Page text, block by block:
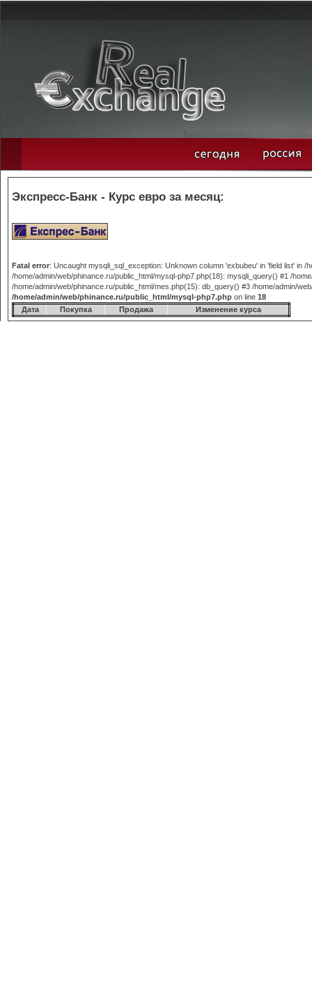
Экспресс-Банк - Курс евро за месяц:
Fatal error: Uncaught mysqli_sql_exception: Unknown column 'exbubeu' in 'field list' in
/home/admin/web/phinance.ru/public_html/mysql-php7.php(18): mysqli_query() #1 /
/home/admin/web/phinance.ru/public_html/mes.php(15): db_query() #3 /home/admin/
/home/admin/web/phinance.ru/public_html/mysql-php7.php on line 18
Дата
Покупка Продажа Изменение курса